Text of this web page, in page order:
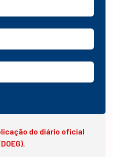
do diário oficial